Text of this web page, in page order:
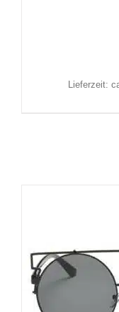
Lieferzeit: